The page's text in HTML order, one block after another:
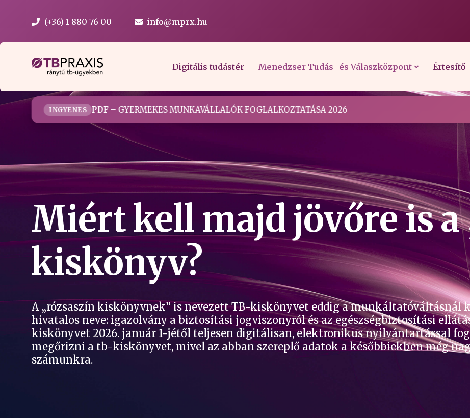
(+36) 1 880 76 00 info@mprx.hu
Digitális tudástér Menedzser Tudás- és Válaszközpont Értesítő
INGYENES PDF– GYERMEKES MUNKAVÁLLALÓK FOGLALKOZTATÁSA 2026
Miért kell majd jövőre is
kiskönyv?
A „rózsaszín kiskönyvnek” is nevezett TB-kiskönyvet eddig a munkáltatóváltásnál
hivatalos neve: igazolvány a biztosítási jogviszonyról és az egészségbiztosítási
kiskönyvet 2026. január 1-jétől teljesen digitálisan, elektronikus nyilvántartással
megőrizni a tb-kiskönyvet, mivel az abban szereplő adatok a későbbiekben még
számunkra.